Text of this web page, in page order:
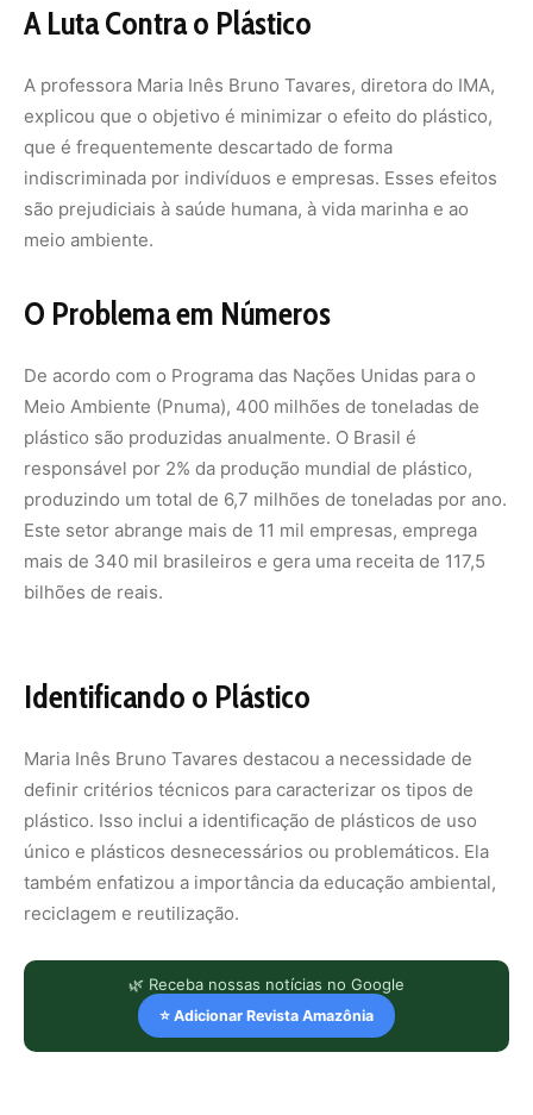
A Luta Contra o Plástico
A professora Maria Inês Bruno Tavares, diretora do IMA,
explicou que o objetivo é minimizar o efeito do plástico,
que é frequentemente descartado de forma
indiscriminada por indivíduos e empresas. Esses efeitos
são prejudiciais à saúde humana, à vida marinha e ao
meio ambiente.
O Problema em Números
De acordo com o Programa das Nações Unidas para o
Meio Ambiente (Pnuma), 400 milhões de toneladas de
plástico são produzidas anualmente. O Brasil é
responsável por 2% da produção mundial de plástico,
produzindo um total de 6,7 milhões de toneladas por ano.
Este setor abrange mais de 11 mil empresas, emprega
mais de 340 mil brasileiros e gera uma receita de 117,5
bilhões de reais.
Identificando o Plástico
Maria Inês Bruno Tavares destacou a necessidade de
definir critérios técnicos para caracterizar os tipos de
plástico. Isso inclui a identificação de plásticos de uso
único e plásticos desnecessários ou problemáticos. Ela
também enfatizou a importância da educação ambiental,
reciclagem e reutilização.
🌿 Receba nossas notícias no Google
⭐ Adicionar Revista Amazônia